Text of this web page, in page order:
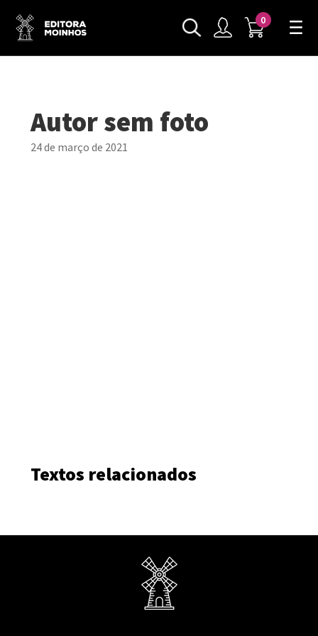
0
Autor sem foto
24 de março de 2021
Textos relacionados